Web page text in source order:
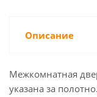
Описание
Межкомнатная
указана за полотно.